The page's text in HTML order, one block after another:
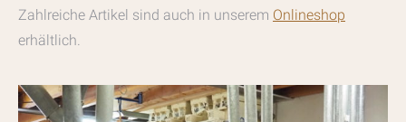
Zahlreiche Artikel sind auch in unserem Onlineshop
erhältlich.